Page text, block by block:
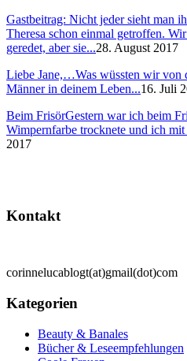
Gastbeitrag: Nicht jeder sieht man
Theresa schon einmal getroffen.
geredet, aber sie...28. August 2017
Liebe Jane,…Was wüssten wir von
Männer in deinem Leben...16. Juli
Beim FrisörGestern war ich beim
Wimpernfarbe trocknete und ich mit
2017
Kontakt
corinnelucablogt(at)gmail(dot)com
Kategorien
Beauty & Banales
Bücher & Leseempfehlungen